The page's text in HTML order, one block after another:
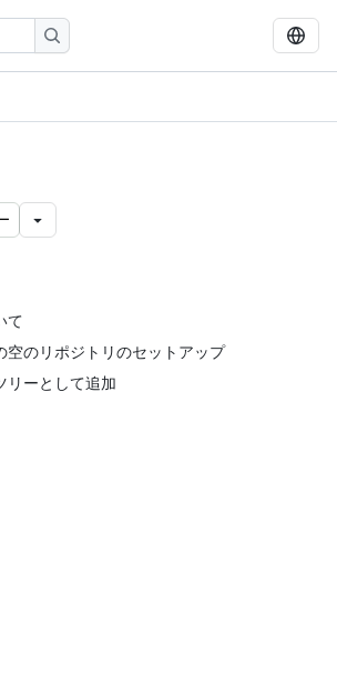
て
空のリポジトリのセットアップ
リーとして追加